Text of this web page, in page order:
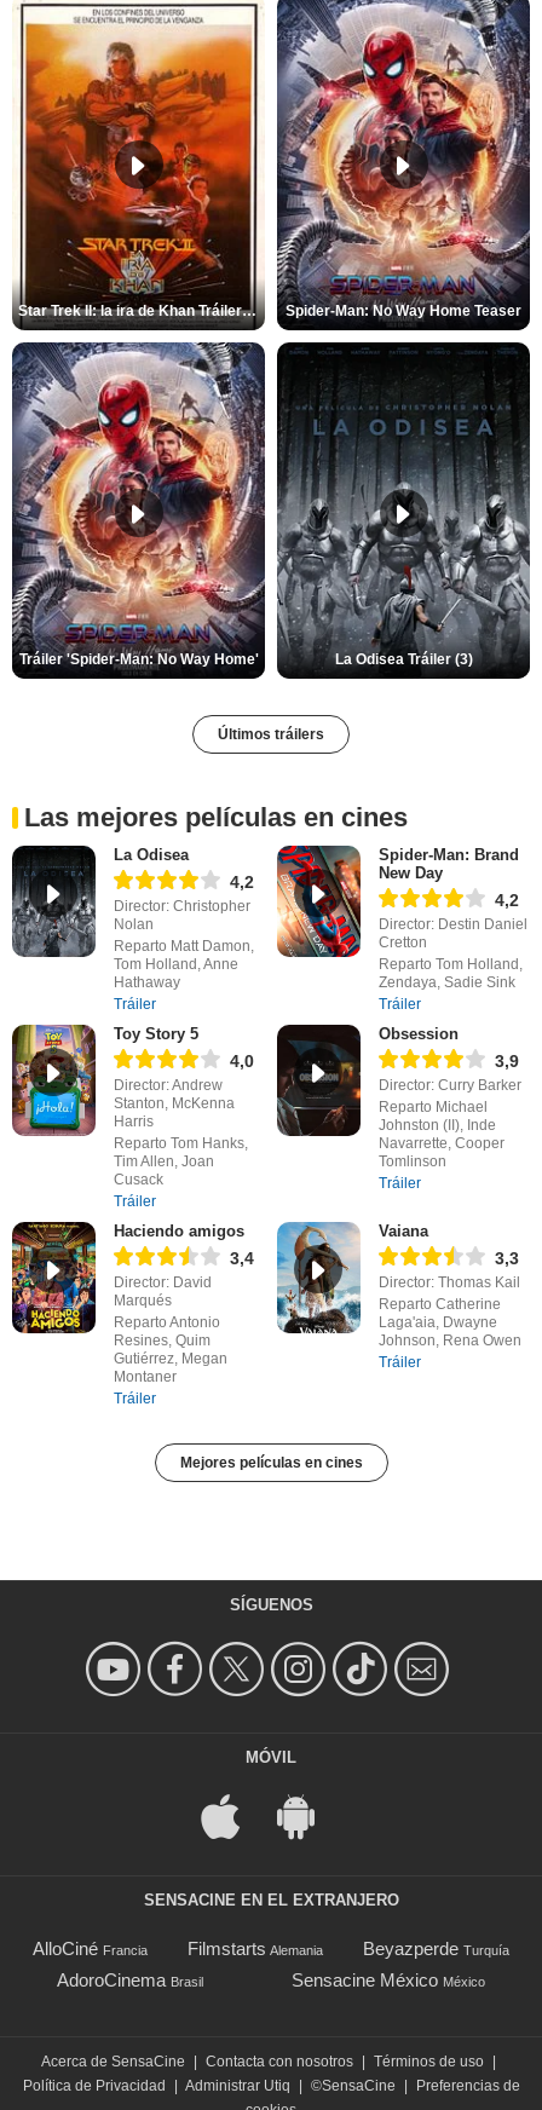
Star Trek II: la ira de Khan Tráiler VO Spider-Man: No Way Home Teaser
Tráiler 'Spider-Man: No Way Home' La Odisea Tráiler (3)
Últimos tráilers
Las mejores películas en cines
La Odisea
4,2
Director: Christopher
Nolan
Reparto Matt Damon,
Tom Holland, Anne
Hathaway
Tráiler
Spider-Man: Brand
New Day
4,2
Director: Destin Daniel
Cretton
Reparto Tom Holland,
Zendaya, Sadie Sink
Tráiler
Toy Story 5
4,0
Director: Andrew
Stanton, McKenna
Harris
Reparto Tom Hanks,
Tim Allen, Joan
Cusack
Tráiler
Obsession
3,9
Director: Curry Barker
Reparto Michael
Johnston (II), Inde
Navarrette, Cooper
Tomlinson
Tráiler
Haciendo amigos
3,4
Director: David
Marqués
Reparto Antonio
Resines, Quim
Gutiérrez, Megan
Montaner
Tráiler
Vaiana
3,3
Director: Thomas Kail
Reparto Catherine
Laga'aia, Dwayne
Johnson, Rena Owen
Tráiler
Mejores películas en cines
SÍGUENOS
MÓVIL
SENSACINE EN EL EXTRANJERO
AlloCiné Francia Filmstarts Alemania Beyazperde Turquía
AdoroCinema Brasil Sensacine México México
Acerca de SensaCine Contacta con nosotros Términos de uso
Política de Privacidad
Administrar Utiq ©SensaCine
Preferencias de